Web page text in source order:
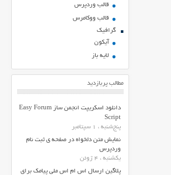
قالب وردپرس
قالب ووکامرس
گرافیک
آیکون
لایه باز
مطالب پربازدید
دانلود اسکریپت انجمن ساز Easy Forum
Script
پنج‌شنبه ، 1 سپتامبر
نمایش متن دلخواه در صفحه ی ثبت نام
وردپرس
یکشنبه ، 4 ژوئن
پلاگین ارسال اس ام اس ملی پیامک برای